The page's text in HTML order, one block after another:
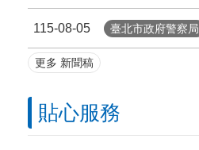
115-08-05 臺北市政府警察局
更多 新聞稿
貼心服務